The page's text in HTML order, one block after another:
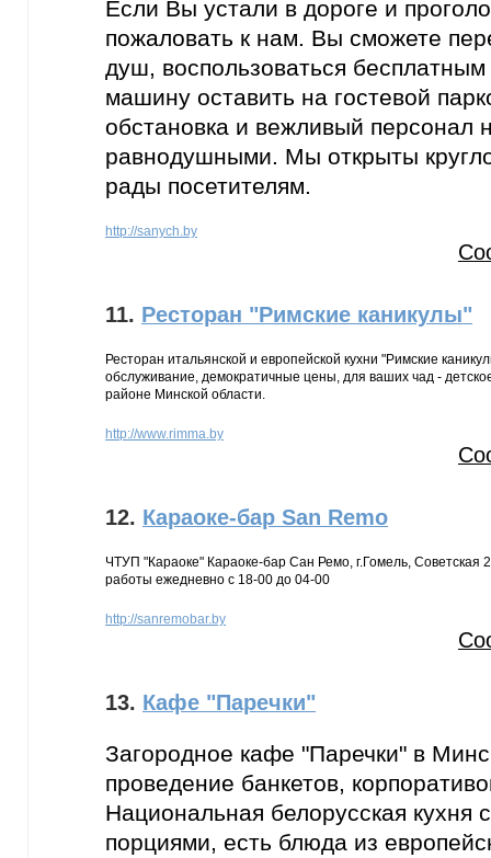
Если Вы устали в дороге и
пожаловать к нам. Вы сможете
душ, воспользоваться
машину оставить на гостевой
обстановка и вежливый персонал
равнодушными. Мы открыты
рады посетителям.
http://sanych.by
11. Ресторан "Римские каникулы"
Ресторан итальянской и европейской кухни "Римские
обслуживание, демократичные цены, для ваших чад -
районе Минской области.
http://www.rimma.by
12. Караоке-бар San Remo
ЧТУП "Караоке" Караоке-бар Сан Ремо, г.Гомель, Советская
работы ежедневно с 18-00 до 04-00
http://sanremobar.by
13. Кафе "Паречки"
Загородное кафе "Паречки" в
проведение банкетов,
Национальная белорусская кухня
порциями, есть блюда из